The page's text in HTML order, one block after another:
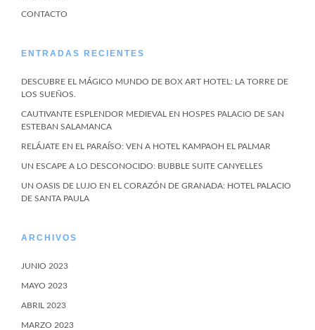
CONTACTO
ENTRADAS RECIENTES
DESCUBRE EL MÁGICO MUNDO DE BOX ART HOTEL: LA TORRE DE
LOS SUEÑOS.
CAUTIVANTE ESPLENDOR MEDIEVAL EN HOSPES PALACIO DE SAN
ESTEBAN SALAMANCA
RELÁJATE EN EL PARAÍSO: VEN A HOTEL KAMPAOH EL PALMAR
UN ESCAPE A LO DESCONOCIDO: BUBBLE SUITE CANYELLES
UN OASIS DE LUJO EN EL CORAZÓN DE GRANADA: HOTEL PALACIO
DE SANTA PAULA
ARCHIVOS
JUNIO 2023
MAYO 2023
ABRIL 2023
MARZO 2023